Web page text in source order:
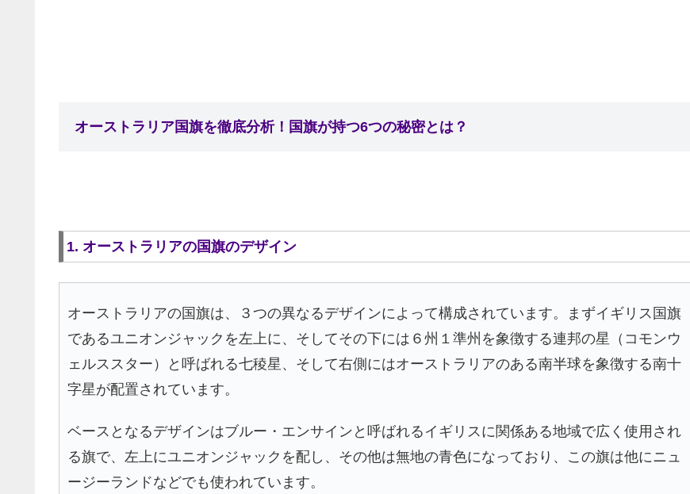
オーストラリア国旗を徹底分析！国旗が持つ6つの秘密とは？
1. オーストラリアの国旗のデザイン
オーストラリアの国旗は、３つの異なるデザインによって構成されています。まずイギリス国旗
であるユニオンジャックを左上に、そしてその下には６州１準州を象徴する連邦の星（コモンウ
ェルススター）と呼ばれる七稜星、そして右側にはオーストラリアのある南半球を象徴する南十
字星が配置されています。
ベースとなるデザインはブルー・エンサインと呼ばれるイギリスに関係ある地域で広く使用され
る旗で、左上にユニオンジャックを配し、その他は無地の青色になっており、この旗は他にニュ
ージーランドなどでも使われています。